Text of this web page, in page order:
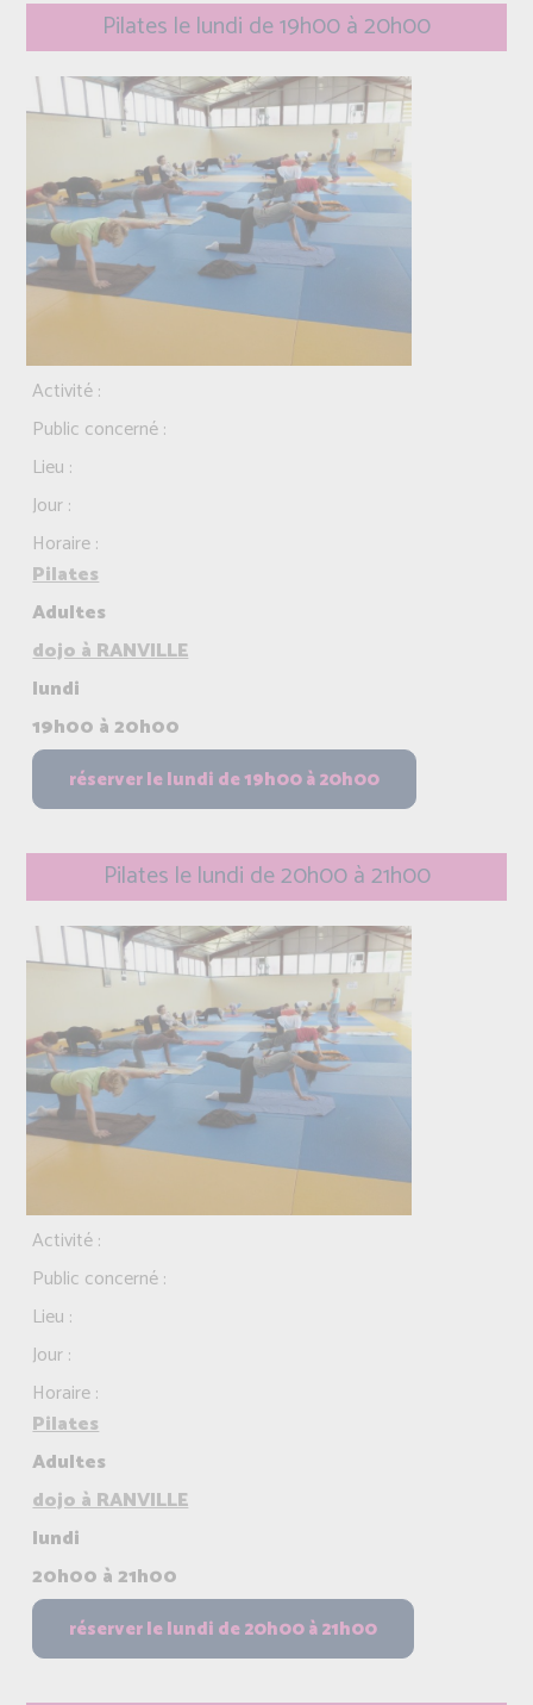
Pilates le lundi de 19h00 à 20h00
Activité :
Public concerné :
Lieu :
Jour :
Horaire :
Pilates
Adultes
dojo à RANVILLE
lundi
19h00 à 20h00
Pilates le lundi de 20h00 à 21h00
Activité :
Public concerné :
Lieu :
Jour :
Horaire :
Pilates
Adultes
dojo à RANVILLE
lundi
20h00 à 21h00